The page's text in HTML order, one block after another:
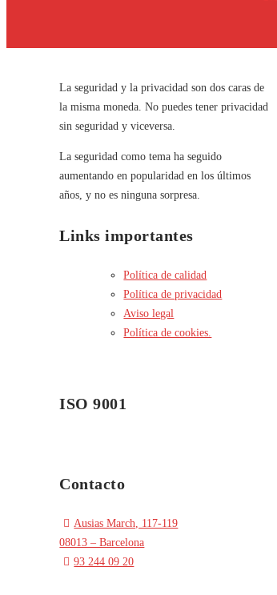
La seguridad y la privacidad son dos caras de
la misma moneda. No puedes tener privacidad
sin seguridad y viceversa.
La seguridad como tema ha seguido
aumentando en popularidad en los últimos
años, y no es ninguna sorpresa.
Links importantes
Política de calidad
Política de privacidad
Aviso legal
Política de cookies.
ISO 9001
Contacto
Ausias March, 117-119
08013 – Barcelona
93 244 09 20